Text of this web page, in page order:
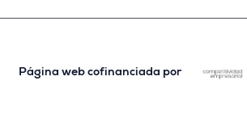
Página web cofinanciada por